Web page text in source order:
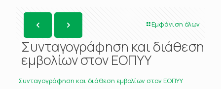
Εμφάνιση όλων
Συνταγογράφηση και διάθεση
εμβολίων στον ΕΟΠΥΥ
Συνταγογράφηση και διάθεση εμβολίων στον ΕΟΠΥΥ